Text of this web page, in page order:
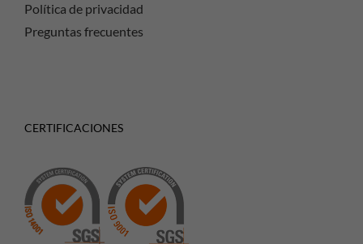
Política de privacidad
Preguntas frecuentes
CERTIFICACIONES